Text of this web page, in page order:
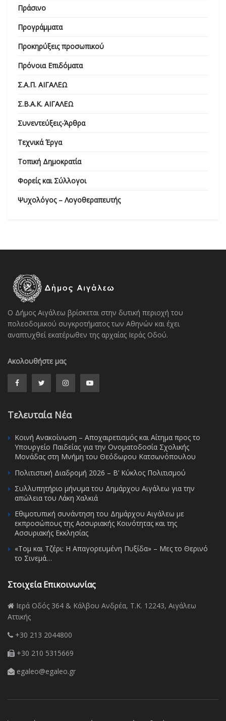
Πράσινο
Προγράμματα
Προκηρύξεις προσωπικού
Πρόνοια Επιδόματα
Σ.Α.Π. ΑΙΓΑΛΕΩ
Σ.Β.Α.Κ. ΑΙΓΑΛΕΩ
Συνεντεύξεις-Άρθρα
Τεχνικά Έργα
Τοπική Δημοκρατία
Φορείς και Σύλλογοι
Ψυχολόγος – Λογοθεραπευτής
Ο Δήμος Αιγάλεω βρίσκεται στην δυτική περιοχή του
πολεοδομικού συγκροτήματος των Αθηνών και έχει
αναπτυχθεί εκατέρωθεν της αρχαίας Ιεράς Οδού.
Ακολουθήστε μας
Τελευταία Νέα
Κοινή Ανακοίνωση – Αποχαιρετισμός και Αίτημα προς το
Υπουργείο Παιδείας για την Ονοματοδοσία Σχολικής
Μονάδας στη Μνήμη του Θεόδωρου Κατσωνόπουλου
Πολιτιστική Διαδρομή 2026 – Β’ Κύκλος Πολιτισμού
Συλλυπητήριο μήνυμα του Δημάρχου Αιγάλεω για την
απώλεια του Λάκη Χαλκιά
Εθιμοτυπική συνάντηση του Δημάρχου Αιγάλεω με
εκπροσώπους της Ασσυριακής Κοινότητας και της
Ασσυριακής Εκκλησίας
«Τομ και Τζέρι: Η Απαγορευμένη Πυξίδα» – Μες το Θερινό
το Σινεμά…
Στοιχεία Επικοινωνίας
Ιερά Οδός 364 & Κάλβου Ανδρέα, Τ.Κ. 12243, Αιγάλεω
Αττικής
+30 213 2044800
+30 210 5315669
egaleo@egaleo.gr